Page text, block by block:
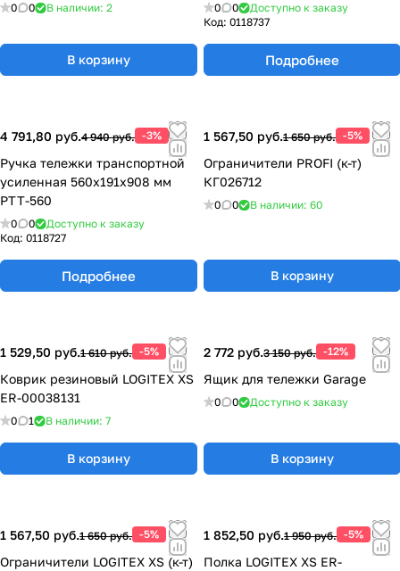
0 0 В наличии: 2
В корзину
0 0
Доступно к заказу
Код: 0118737
Подробнее
4 791,80 руб.4 940 руб. -3%
Ручка тележки транспортной
усиленная 560х191х908 мм
РТТ-560
0 0
Доступно к заказу
Код: 0118727
Подробнее
1 567,50 руб.1 650 руб. -5%
Ограничители PROFI (к-т)
КГ026712
0 0 В наличии: 60
В корзину
1 529,50 руб.1 610 руб. -5%
Коврик резиновый LOGITEX XS
ER-00038131
0 1 В наличии: 7
В корзину
2 772 руб.3 150 руб. -12%
Ящик для тележки Garage
0 0 Доступно к заказу
В корзину
1 567,50 руб.1 650 руб. -5%
Ограничители LOGITEX XS (к-т)
1 852,50 руб.1 950 руб. -5%
Полка LOGITEX XS ER-